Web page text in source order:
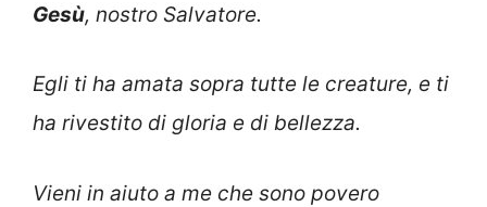
Gesù, nostro Salvatore.
Egli ti ha amata sopra tutte le creature, e ti
ha rivestito di gloria e di bellezza.
Vieni in aiuto a me che sono povero